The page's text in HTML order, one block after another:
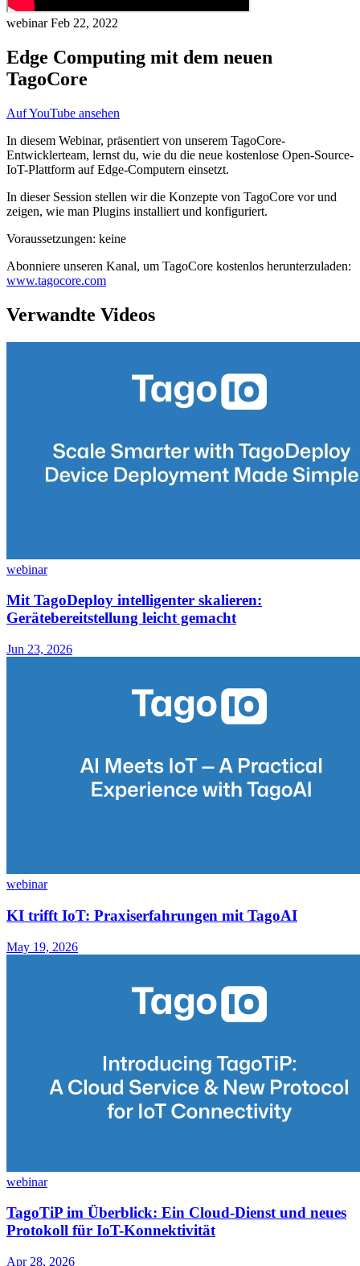
webinarFeb 22, 2022
Edge Computing mit dem neuen
TagoCore
Auf YouTube ansehen
In diesem Webinar, präsentiert von unserem TagoCore-
Entwicklerteam, lernst du, wie du die neue kostenlose Open-Source-
IoT-Plattform auf Edge-Computern einsetzt.
In dieser Session stellen wir die Konzepte von TagoCore vor und
zeigen, wie man Plugins installiert und konfiguriert.
Voraussetzungen: keine
Abonniere unseren Kanal, um TagoCore kostenlos herunterzuladen:
www.tagocore.com
Verwandte Videos
webinar
Mit TagoDeploy intelligenter skalieren:
Gerätebereitstellung leicht gemacht
Jun 23, 2026
webinar
KI trifft IoT: Praxiserfahrungen mit TagoAI
May 19, 2026
webinar
TagoTiP im Überblick: Ein Cloud-Dienst und neues
Protokoll für IoT-Konnektivität
Apr 28, 2026